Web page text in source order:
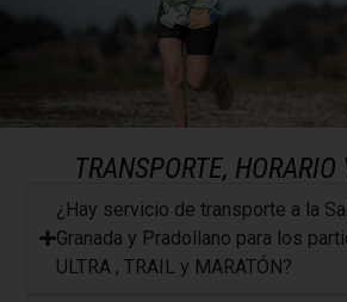
TRANSPORTE, HORARIO
¿Hay servicio de transporte a la
Granada y Pradollano para los
ULTRA , TRAIL y MARATÓN?